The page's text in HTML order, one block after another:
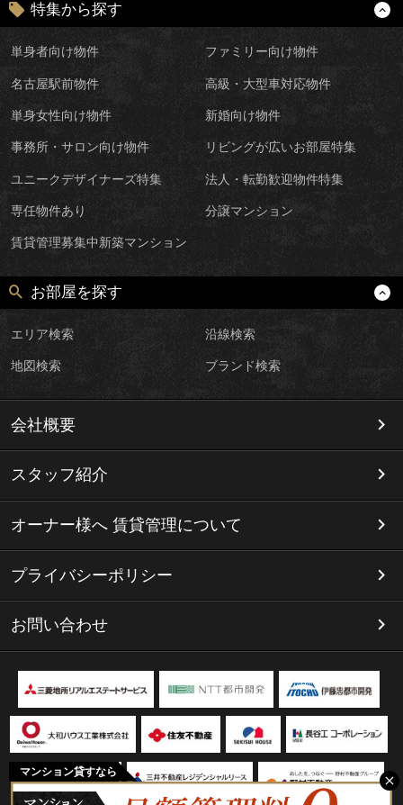
マンション貸すなら
特集から探す
単身者向け物件 ファミリー向け物件
名古屋駅前物件 高級・大型車対応物件
単身女性向け物件 新婚向け物件
事務所・サロン向け物件 リビングが広いお部屋特集
ユニークデザイナーズ特集 法人・転勤歓迎物件特集
専任物件あり 分譲マンション
賃貸管理募集中新築マンション
お部屋を探す
エリア検索 沿線検索
地図検索 ブランド検索
会社概要
スタッフ紹介
オーナー様へ 賃貸管理について
プライバシーポリシー
お問い合わせ